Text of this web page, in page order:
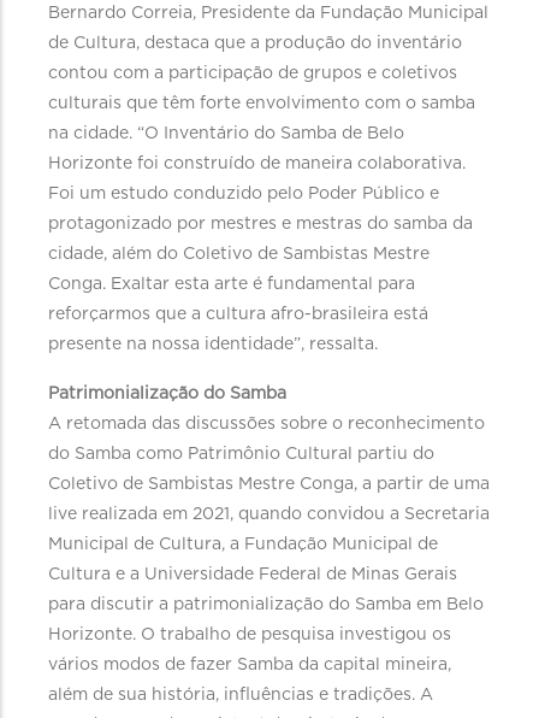
Bernardo Correia, Presidente da Fundação Municipal
de Cultura, destaca que a produção do inventário
contou com a participação de grupos e coletivos
culturais que têm forte envolvimento com o samba
na cidade. “O Inventário do Samba de Belo
Horizonte foi construído de maneira colaborativa.
Foi um estudo conduzido pelo Poder Público e
protagonizado por mestres e mestras do samba da
cidade, além do Coletivo de Sambistas Mestre
Conga. Exaltar esta arte é fundamental para
reforçarmos que a cultura afro-brasileira está
presente na nossa identidade”, ressalta.
Patrimonialização do Samba
A retomada das discussões sobre o reconhecimento
do Samba como Patrimônio Cultural partiu do
Coletivo de Sambistas Mestre Conga, a partir de uma
live realizada em 2021, quando convidou a Secretaria
Municipal de Cultura, a Fundação Municipal de
Cultura e a Universidade Federal de Minas Gerais
para discutir a patrimonialização do Samba em Belo
Horizonte. O trabalho de pesquisa investigou os
vários modos de fazer Samba da capital mineira,
além de sua história, influências e tradições. A